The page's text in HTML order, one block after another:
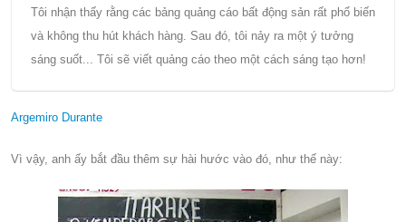
Tôi nhận thấy rằng các bảng quảng cáo bất động sản rất phổ biến
và không thu hút khách hàng. Sau đó, tôi nảy ra một ý tưởng
sáng suốt... Tôi sẽ viết quảng cáo theo một cách sáng tạo hơn!
Argemiro Durante
Vì vậy, anh ấy bắt đầu thêm sự hài hước vào đó, như thế này: